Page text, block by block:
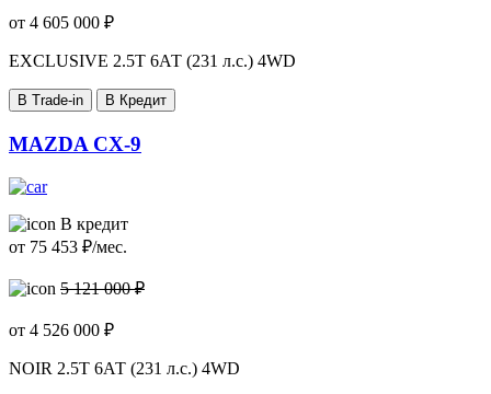
от 4 605 000 ₽
EXCLUSIVE 2.5T 6АТ (231 л.с.) 4WD
В Trade-in В Кредит
MAZDA CX-9
В кредит
от 75 453 ₽/мес.
5 121 000 ₽
от 4 526 000 ₽
NOIR 2.5T 6АТ (231 л.с.) 4WD